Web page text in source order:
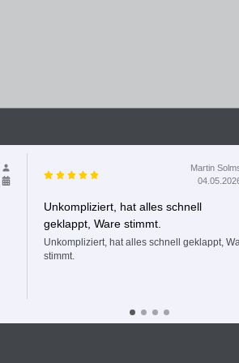
Martin
Unkompliziert, hat alles schnell
geklappt, Ware stimmt.
Unkompliziert, hat alles schnell geklappt,
stimmt.